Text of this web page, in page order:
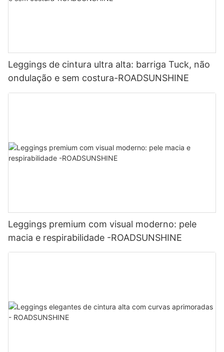
Leggings de cintura ultra alta: barriga Tuck, não
ondulação e sem costura-ROADSUNSHINE
Leggings premium com visual moderno: pele
macia e respirabilidade -ROADSUNSHINE